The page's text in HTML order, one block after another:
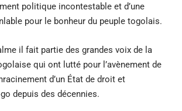
politique incontestable et d’une
pour le bonheur du peuple togolais.
il fait partie des grandes voix de la
qui ont lutté pour l’avènement de
d’un État de droit et
depuis des décennies.